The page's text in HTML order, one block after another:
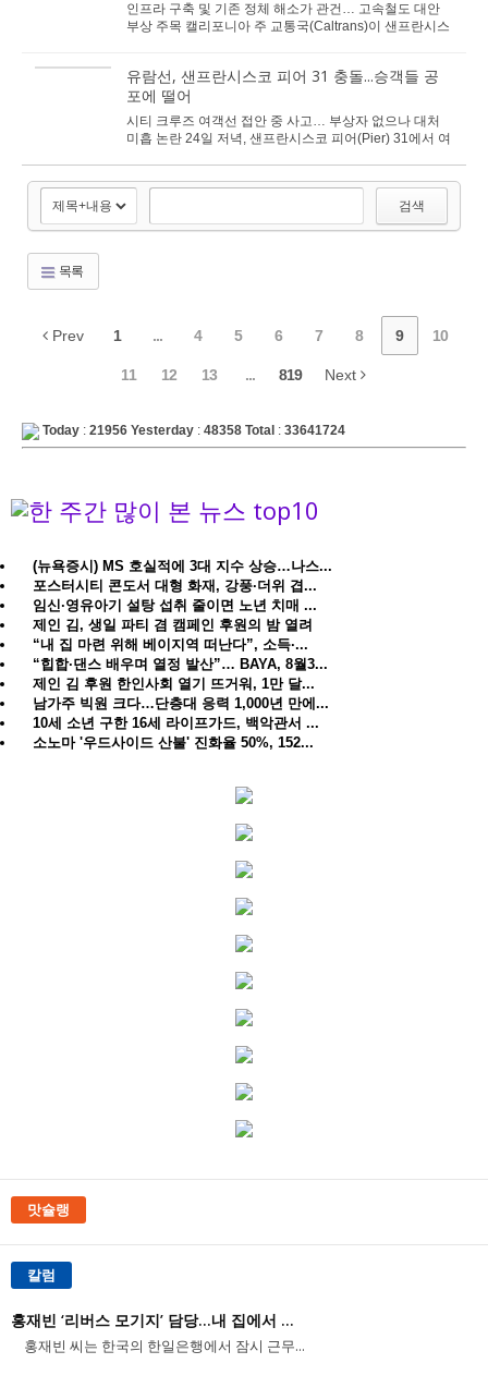
인프라 구축 및 기존 정체 해소가 관건… 고속철도 대안
부상 주목 캘리포니아 주 교통국(Caltrans)이 샌프란시스
유람선, 샌프란시스코 피어 31 충돌...승객들 공
포에 떨어
시티 크루즈 여객선 접안 중 사고… 부상자 없으나 대처
미흡 논란 24일 저녁, 샌프란시스코 피어(Pier) 31에서 여
검색
목록
Prev 1 ... 4 5 6 7 8 9 10
11 12 13 ... 819 Next
Today : 21956 Yesterday : 48358 Total : 33641724
(뉴욕증시) MS 호실적에 3대 지수 상승…나스...
포스터시티 콘도서 대형 화재, 강풍·더위 겹...
임신·영유아기 설탕 섭취 줄이면 노년 치매 ...
제인 김, 생일 파티 겸 캠페인 후원의 밤 열려
“내 집 마련 위해 베이지역 떠난다”, 소득·...
“힙합·댄스 배우며 열정 발산”… BAYA, 8월3...
제인 김 후원 한인사회 열기 뜨거워, 1만 달...
남가주 빅원 크다…단층대 응력 1,000년 만에...
10세 소년 구한 16세 라이프가드, 백악관서 ...
소노마 '우드사이드 산불' 진화율 50%, 152...
맛슐랭
칼럼
홍재빈 ‘리버스 모기지’ 담당...내 집에서 ...
홍재빈 씨는 한국의 한일은행에서 잠시 근무...